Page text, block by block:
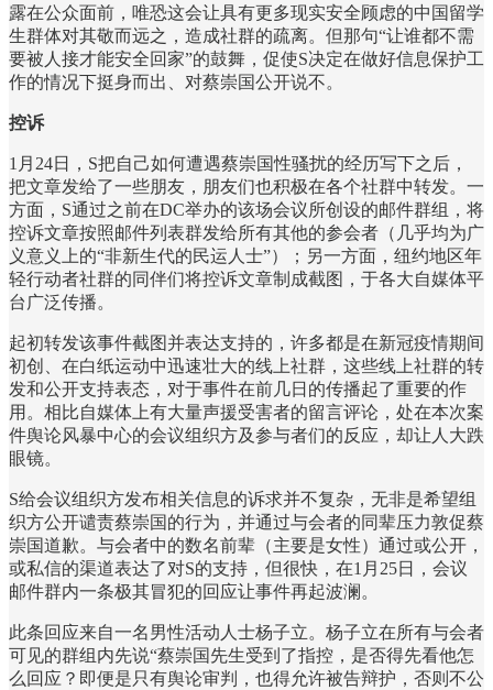
露在公众面前，唯恐这会让具有更多现实安全顾虑的中国留学
生群体对其敬而远之，造成社群的疏离。但那句“让谁都不需
要被人接才能安全回家”的鼓舞，促使S决定在做好信息保护工
作的情况下挺身而出、对蔡崇国公开说不。
控诉
1月24日，S把自己如何遭遇蔡崇国性骚扰的经历写下之后，
把文章发给了一些朋友，朋友们也积极在各个社群中转发。一
方面，S通过之前在DC举办的该场会议所创设的邮件群组，将
控诉文章按照邮件列表群发给所有其他的参会者（几乎均为广
义意义上的“非新生代的民运人士”）；另一方面，纽约地区年
轻行动者社群的同伴们将控诉文章制成截图，于各大自媒体平
台广泛传播。
起初转发该事件截图并表达支持的，许多都是在新冠疫情期间
初创、在白纸运动中迅速壮大的线上社群，这些线上社群的转
发和公开支持表态，对于事件在前几日的传播起了重要的作
用。相比自媒体上有大量声援受害者的留言评论，处在本次案
件舆论风暴中心的会议组织方及参与者们的反应，却让人大跌
眼镜。
S给会议组织方发布相关信息的诉求并不复杂，无非是希望组
织方公开谴责蔡崇国的行为，并通过与会者的同辈压力敦促蔡
崇国道歉。与会者中的数名前辈（主要是女性）通过或公开，
或私信的渠道表达了对S的支持，但很快，在1月25日，会议
邮件群内一条极其冒犯的回应让事件再起波澜。
此条回应来自一名男性活动人士杨子立。杨子立在所有与会者
可见的群组内先说“蔡崇国先生受到了指控，是否得先看他怎
么回应？即便是只有舆论审判，也得允许被告辩护，否则不公